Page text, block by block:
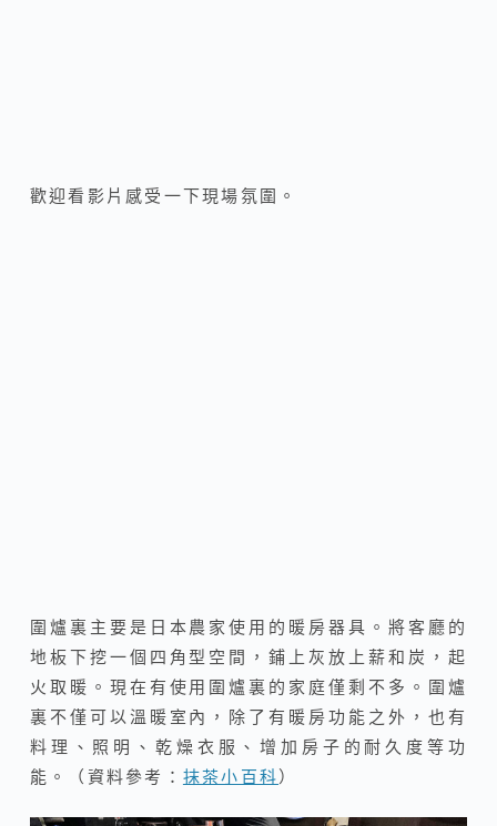
歡迎看影片感受一下現場氛圍。
圍爐裏主要是日本農家使用的暖房器具。將客廳的
地板下挖一個四角型空間，鋪上灰放上薪和炭，起
火取暖。現在有使用圍爐裏的家庭僅剩不多。圍爐
裏不僅可以溫暖室內，除了有暖房功能之外，也有
料理、照明、乾燥衣服、增加房子的耐久度等功
能。（資料參考： 抹茶小百科）